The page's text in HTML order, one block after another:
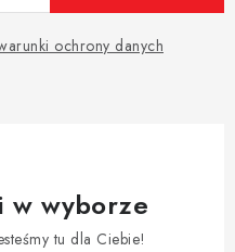
ochrony danych
w wyborze
tu dla Ciebie!